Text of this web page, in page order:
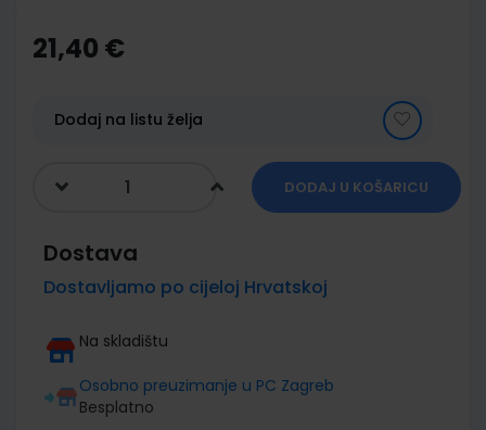
the
beginning
gallery
21,40 €
Dodaj na listu želja
DODAJ U KOŠARICU
Dostava
Dostavljamo po cijeloj Hrvatskoj
Na skladištu
Osobno preuzimanje u PC Zagreb
Besplatno